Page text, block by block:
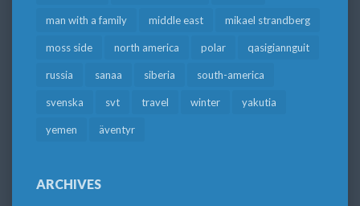
man with a family middle east mikael strandberg
moss side north america polar qasigiannguit
russia sanaa siberia south-america
svenska svt travel winter yakutia
yemen äventyr
ARCHIVES